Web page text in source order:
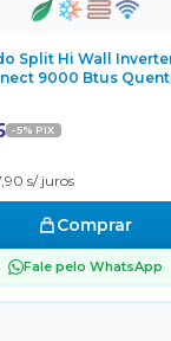
Split Hi Wall
9000 Btus
-5% PIX
s/ juros
Comprar
Fale pelo WhatsApp